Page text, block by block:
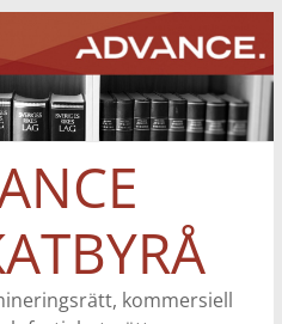
kommersiell